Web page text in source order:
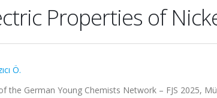
Properties of
Ö.
the German Young Chemists Network – FJS 2025,